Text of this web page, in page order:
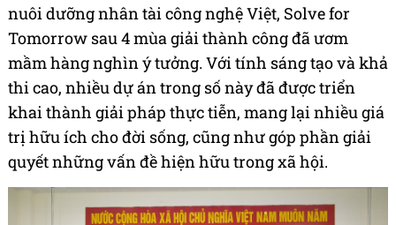
nuôi dưỡng nhân tài công nghệ Việt, Solve for
Tomorrow sau 4 mùa giải thành công đã ươm
mầm hàng nghìn ý tưởng. Với tính sáng tạo và khả
thi cao, nhiều dự án trong số này đã được triển
khai thành giải pháp thực tiễn, mang lại nhiều giá
trị hữu ích cho đời sống, cũng như góp phần giải
quyết những vấn đề hiện hữu trong xã hội.